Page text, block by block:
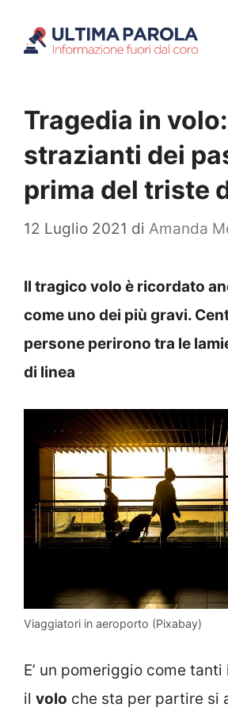
Tragedia in
strazianti dei
prima del triste
12 Luglio 2021 di Amanda
Il tragico volo è ricordato
come uno dei più gravi.
persone perirono tra le
di linea
Viaggiatori in aeroporto (Pixabay)
E’ un pomeriggio come
il volo che sta per partire si